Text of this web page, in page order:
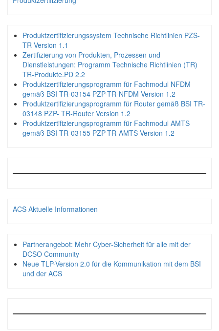
Produktzertifizierungssystem Technische Richtlinien PZS-
TR Version 1.1
Zertifizierung von Produkten, Prozessen und
Dienstleistungen: Programm Technische Richtlinien (TR)
TR-Produkte.PD 2.2
Produktzertifizierungsprogramm für Fachmodul NFDM
gemäß BSI TR-03154 PZP-TR-NFDM Version 1.2
Produktzertifizierungsprogramm für Router gemäß BSI TR-
03148 PZP- TR-Router Version 1.2
Produktzertifizierungsprogramm für Fachmodul AMTS
gemäß BSI TR-03155 PZP-TR-AMTS Version 1.2
ACS Aktuelle Informationen
Partnerangebot: Mehr Cyber-Sicherheit für alle mit der
DCSO Community
Neue TLP-Version 2.0 für die Kommunikation mit dem BSI
und der ACS